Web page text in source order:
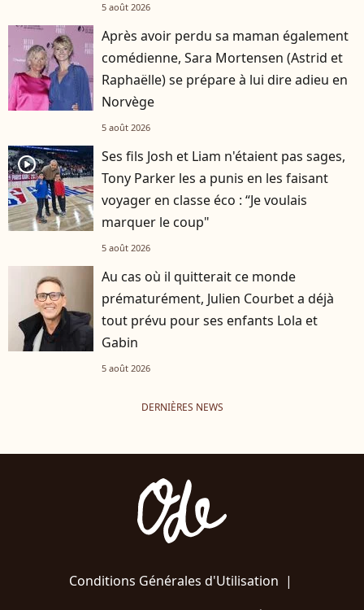
5 août 2026
Après avoir perdu sa maman également
comédienne, Sara Mortensen (Astrid et
Raphaëlle) se prépare à lui dire adieu en
Norvège
5 août 2026
player2
Ses fils Josh et Liam n'étaient pas sages,
Tony Parker les a punis en les faisant
voyager en classe éco : “Je voulais
marquer le coup"
5 août 2026
Au cas où il quitterait ce monde
prématurément, Julien Courbet a déjà
tout prévu pour ses enfants Lola et
Gabin
5 août 2026
DERNIÈRES NEWS
Conditions Générales d'Utilisation |